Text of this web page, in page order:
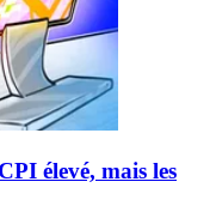
élevé, mais les